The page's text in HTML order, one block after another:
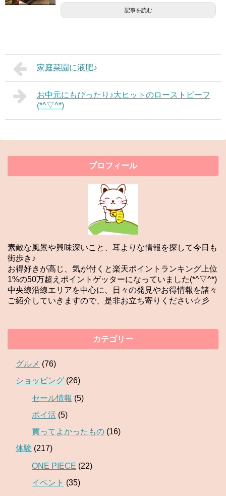
記事を読む
家庭菜園に液肥♪
お中元にもぴったり♪大ヒットのローストビーフ
(*^▽^*)
プロフィール
素敵な風景や興味深いこと、耳よりな情報を探して今日も
街歩き♪
お得好きが高じ、気が付くと楽天ポイントランキング上位
1%の50万超えポイントゲッターになっていました(*^▽^*)
中央線沿線エリアを中心に、日々の発見やお得情報を諸々
ご紹介していきますので、是非お立ち寄りください☆彡
カテゴリー
グルメ (76)
ショッピング (26)
セール情報 (5)
ポイ活 (5)
買ってよかったもの (16)
体験 (217)
ONE PIECE (22)
イベント (35)